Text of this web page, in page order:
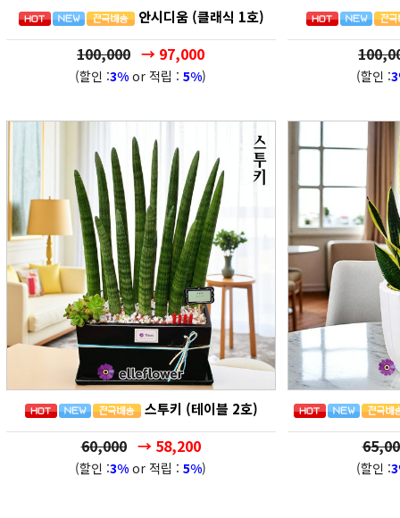
안시디움 (클래식 1호)
100,000 → 97,000
(할인 :3% or 적립 : 5%) (할인 :
스투키 (테이블 2호)
60,000 → 58,200
(할인 :3% or 적립 : 5%) (할인 :